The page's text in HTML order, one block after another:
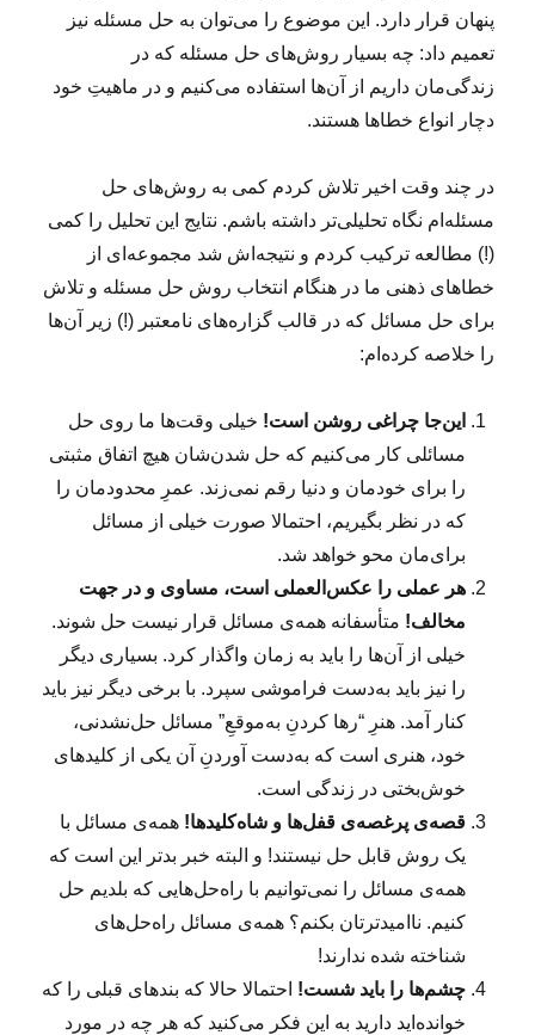
پنهان قرار دارد. این موضوع را می‌توان به حل مسئله نیز
تعمیم داد: چه بسیار روش‌های حل مسئله که در
زندگی‌مان داریم از آن‌ها استفاده می‌کنیم و در ماهیتِ خود
دچار انواع خطاها هستند.
در چند وقت اخیر تلاش کردم کمی به روش‌های حل
مسئله‌ام نگاه تحلیلی‌تر داشته باشم. نتایج این تحلیل را کمی
(!) مطالعه ترکیب کردم و نتیجه‌اش شد مجموعه‌ای از
خطاهای ذهنی ما در هنگام انتخاب روش حل مسئله و تلاش
برای حل مسائل که در قالب گزاره‌های نامعتبر (!) زیر آن‌ها
را خلاصه کرده‌ام:
این‌جا چراغی روشن است! خیلی وقت‌ها ما روی حل
مسائلی کار می‌کنیم که حل شدن‌شان هیچ اتفاق مثبتی
را برای خودمان و دنیا رقم نمی‌زند. عمرِ محدودمان را
که در نظر بگیریم، احتمالا صورت‌ خیلی از مسائل
برای‌مان محو خواهد شد.
هر عملی را عکس‌العملی است، مساوی و در جهت
مخالف! متأسفانه همه‌ی مسائل قرار نیست حل شوند.
خیلی از آن‌ها را باید به زمان واگذار کرد. بسیاری دیگر
را نیز باید به‌دست فراموشی سپرد. با برخی دیگر نیز باید
کنار آمد. هنرِ “رها کردنِ به‌موقعِ” مسائل حل‌نشدنی،
خود، هنری است که به‌دست آوردنِ آن یکی از کلیدهای
خوش‌بختی در زندگی است.
قصه‌ی پرغصه‌ی قفل‌ها و شاه‌کلیدها! همه‌ی مسائل با
یک روش قابل حل نیستند! و البته خبر بدتر این است که
همه‌ی مسائل را نمی‌توانیم با راه‌حل‌هایی که بلدیم حل
کنیم. ناامیدترتان بکنم؟ همه‌ی مسائل راه‌حل‌های
شناخته شده ندارند!
چشم‌ها را باید شست! احتمالا حالا که بندهای قبلی را که
خوانده‌اید دارید به این فکر می‌کنید که هر چه در مورد